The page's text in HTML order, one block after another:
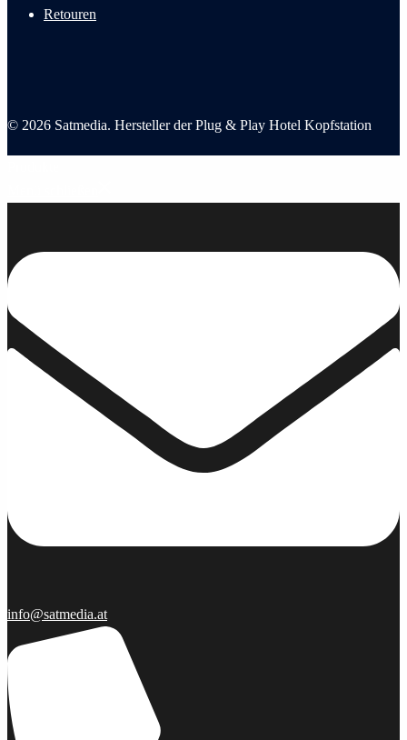
Retouren
© 2026 Satmedia. Hersteller der Plug & Play Hotel Kopfstation
info@satmedia.at